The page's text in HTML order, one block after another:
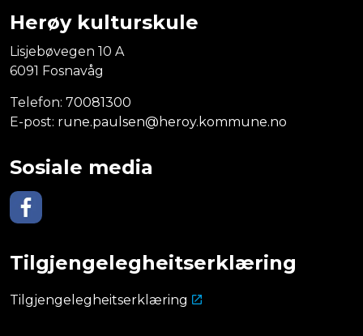
Herøy kulturskule
Lisjebøvegen 10 A
6091 Fosnavåg
Telefon: 70081300
E-post: rune.paulsen@heroy.kommune.no
Sosiale media
Tilgjengelegheitserklæring
Tilgjengelegheitserklæring